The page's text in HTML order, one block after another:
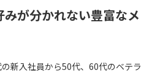
が分かれない豊富なメ
新入社員から50代、60代のベテラ